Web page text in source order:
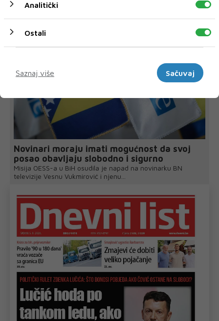
Novinari moraju imati mogućnost da svoj
posao obavljaju slobodno i sigurno
Misija OESS-a u BiH osudila je napad na novinarku BN
televizije Vesnu Vukmirović i njenu...
Analitički
Ostali
Saznaj više
Sačuvaj